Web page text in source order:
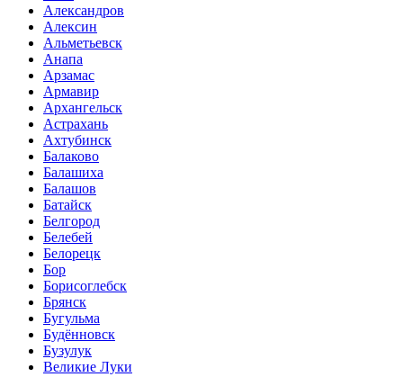
Александров
Алексин
Альметьевск
Анапа
Арзамас
Армавир
Архангельск
Астрахань
Ахтубинск
Балаково
Балашиха
Балашов
Батайск
Белгород
Белебей
Белорецк
Бор
Борисоглебск
Брянск
Бугульма
Будённовск
Бузулук
Великие Луки